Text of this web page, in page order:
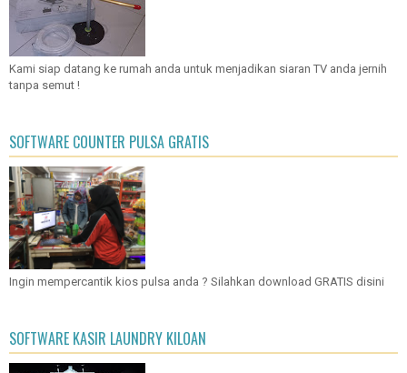
Kami siap datang ke rumah anda untuk menjadikan siaran TV anda jernih
SOFTWARE COUNTER PULSA GRATIS
SOFTWARE KASIR LAUNDRY KILOAN